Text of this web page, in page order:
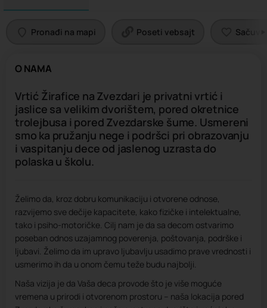
Pronađi na mapi Poseti vebsajt
O NAMA
Vrtić Žirafice na Zvezdari je privatni vrtić i
jaslice sa velikim dvorištem, pored okretnice
trolejbusa i pored Zvezdarske šume. Usmereni
smo ka pružanju nege i podršci pri obrazovanju
i vaspitanju dece od jaslenog uzrasta do
polaska u školu.
Želimo da, kroz dobru komunikaciju i otvorene odnose,
razvijemo sve dečije kapacitete, kako fizičke i intelektualne,
tako i psiho-motoričke. Cilj nam je da sa decom ostvarimo
poseban odnos uzajamnog poverenja, poštovanja, podrške i
ljubavi. Želimo da im upravo ljubavlju usadimo prave vrednosti i
usmerimo ih da u onom čemu teže budu najbolji.
Naša vizija je da Vaša deca provode što je više moguće
vremena u prirodi i otvorenom prostoru – naša lokacija pored